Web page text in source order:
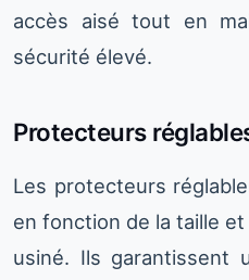
accès aisé tout en
sécurité élevé.
Protecteurs
Les protecteurs
en fonction de la taille
usiné. Ils garantissent